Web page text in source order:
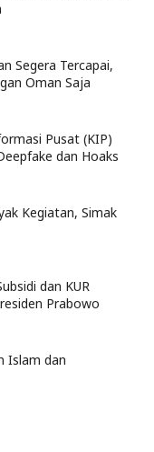
Segera Tercapai,
Oman Saja
Pusat (KIP)
dan Hoaks
Kegiatan, Simak
dan KUR
Prabowo
Islam dan